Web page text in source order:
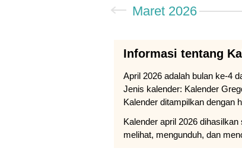
Maret 2026
Informasi tentang
April 2026 adalah bulan ke-4
Jenis kalender: Kalender
Kalender ditampilkan dengan
Kalender april 2026
melihat, mengunduh, dan